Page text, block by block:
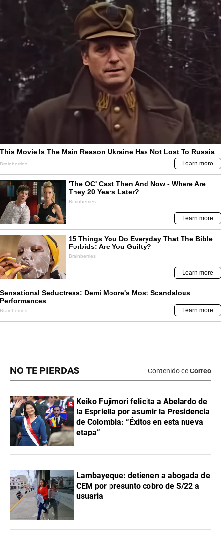
NO TE PIERDAS Contenido deCorreo
Keiko Fujimori felicita a Abelardo de
la Espriella por asumir la Presidencia
de Colombia: “Éxitos en esta nueva
etapa”
Lambayeque: detienen a abogada de
CEM por presunto cobro de S/22 a
usuaria